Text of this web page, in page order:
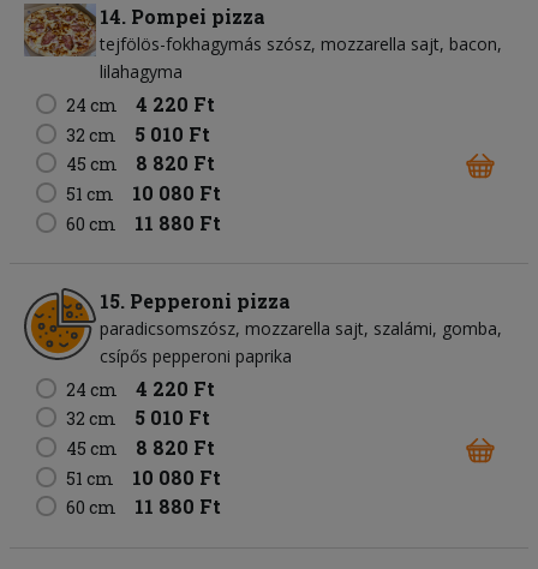
14. Pompei pizza
tejfölös-fokhagymás szósz mozzarella sajt bacon
lilahagyma
24 cm
4 220 Ft
32 cm 5 010 Ft
45 cm 8 820 Ft
51 cm 10 080 Ft
60 cm 11 880 Ft
15. Pepperoni pizza
paradicsomszósz mozzarella sajt szalámi gomba
csípős pepperoni paprika
24 cm
4 220 Ft
32 cm 5 010 Ft
45 cm 8 820 Ft
51 cm 10 080 Ft
60 cm 11 880 Ft